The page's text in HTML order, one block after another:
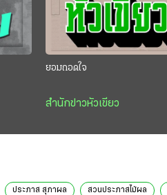
ยอมถอดใจ
สำนักข่าวหัวเขียว
ประภาส สุภาผล สวนประภาสไม้ผล